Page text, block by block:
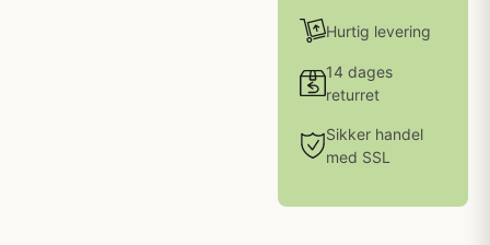
Hurtig levering
14 dages
returret
Sikker handel
med SSL